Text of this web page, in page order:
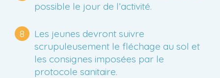
possible le jour de l’activité.
Les jeunes devront suivre
scrupuleusement le fléchage au sol et
les consignes imposées par le
protocole sanitaire.